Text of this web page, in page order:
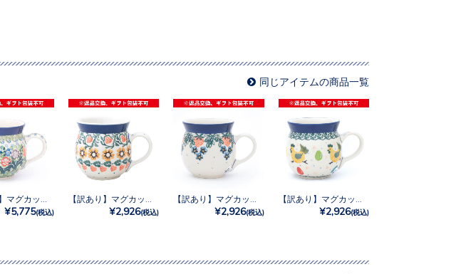
同じアイテムの商品一覧
¥5,775(税込) ¥2,926(税込) ¥2,926(税込) ¥2,926(税込)